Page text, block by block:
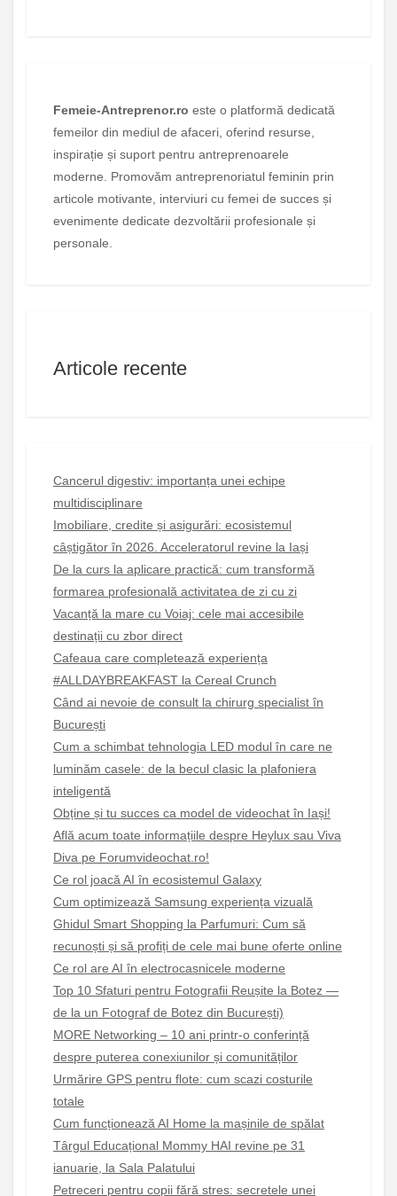
Femeie-Antreprenor.ro este o platformă dedicată
femeilor din mediul de afaceri, oferind resurse,
inspirație și suport pentru antreprenoarele
moderne. Promovăm antreprenoriatul feminin prin
articole motivante, interviuri cu femei de succes și
evenimente dedicate dezvoltării profesionale și
personale.
Articole recente
Cancerul digestiv: importanța unei echipe
multidisciplinare
Imobiliare, credite și asigurări: ecosistemul
câștigător în 2026. Acceleratorul revine la Iași
De la curs la aplicare practică: cum transformă
formarea profesională activitatea de zi cu zi
Vacanță la mare cu Voiaj: cele mai accesibile
destinații cu zbor direct
Cafeaua care completează experiența
#ALLDAYBREAKFAST la Cereal Crunch
Când ai nevoie de consult la chirurg specialist în
București
Cum a schimbat tehnologia LED modul în care ne
luminăm casele: de la becul clasic la plafoniera
inteligentă
Obține și tu succes ca model de videochat în Iași!
Află acum toate informațiile despre Heylux sau Viva
Diva pe Forumvideochat.ro!
Ce rol joacă AI în ecosistemul Galaxy
Cum optimizează Samsung experiența vizuală
Ghidul Smart Shopping la Parfumuri: Cum să
recunoști și să profiți de cele mai bune oferte online
Ce rol are AI în electrocasnicele moderne
Top 10 Sfaturi pentru Fotografii Reușite la Botez —
de la un Fotograf de Botez din București)
MORE Networking – 10 ani printr-o conferință
despre puterea conexiunilor și comunităților
Urmărire GPS pentru flote: cum scazi costurile
totale
Cum funcționează AI Home la mașinile de spălat
Târgul Educațional Mommy HAI revine pe 31
ianuarie, la Sala Palatului
Petreceri pentru copii fără stres: secretele unei